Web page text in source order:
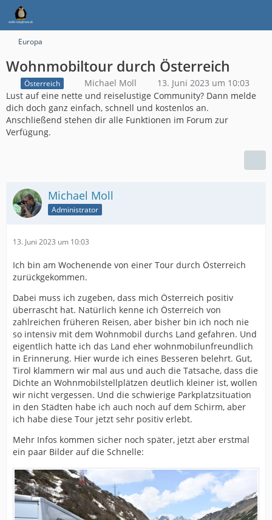
Europa
Wohnmobiltour durch Österreich
Österreich Michael Moll
13. Juni 2023 um 10:03
Lust auf eine nette und reiselustige Community? Dann melde
dich doch ganz einfach, schnell und kostenlos an.
Anschließend stehen dir alle Funktionen im Forum zur
Verfügung.
Michael Moll
Administrator
13. Juni 2023 um 10:03
Ich bin am Wochenende von einer Tour durch Österreich
zurückgekommen.
Dabei muss ich zugeben, dass mich Österreich positiv
überrascht hat. Natürlich kenne ich Österreich von
zahlreichen früheren Reisen, aber bisher bin ich noch nie
so intensiv mit dem Wohnmobil durchs Land gefahren. Und
eigentlich hatte ich das Land eher wohnmobilunfreundlich
in Erinnerung. Hier wurde ich eines Besseren belehrt. Gut,
Tirol klammern wir mal aus und auch die Tatsache, dass die
Dichte an Wohnmobilstellplätzen deutlich kleiner ist, wollen
wir nicht vergessen. Und die schwierige Parkplatzsituation
in den Städten habe ich auch noch auf dem Schirm, aber
ich habe diese Tour jetzt sehr positiv erlebt.
Mehr Infos kommen sicher noch später, jetzt aber erstmal
ein paar Bilder auf die Schnelle: